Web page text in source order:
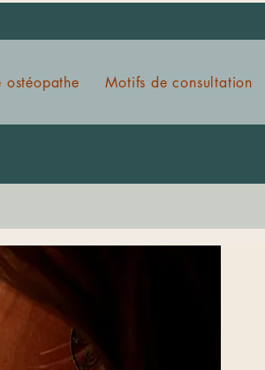
ostéopathe Motifs de consultation